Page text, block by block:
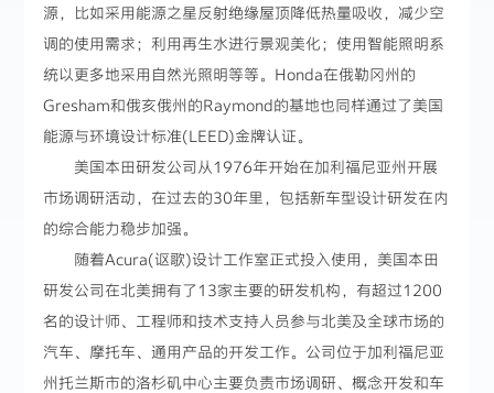
源，比如采用能源之星反射绝缘屋顶降低热量吸收，减少空
调的使用需求；利用再生水进行景观美化；使用智能照明系
统以更多地采用自然光照明等等。Honda在俄勒冈州的
Gresham和俄亥俄州的Raymond的基地也同样通过了美国
能源与环境设计标准(LEED)金牌认证。
美国本田研发公司从1976年开始在加利福尼亚州开展
市场调研活动，在过去的30年里，包括新车型设计研发在内
的综合能力稳步加强。
随着Acura(讴歌)设计工作室正式投入使用，美国本田
研发公司在北美拥有了13家主要的研发机构，有超过1200
名的设计师、工程师和技术支持人员参与北美及全球市场的
汽车、摩托车、通用产品的开发工作。公司位于加利福尼亚
州托兰斯市的洛杉矶中心主要负责市场调研、概念开发和车